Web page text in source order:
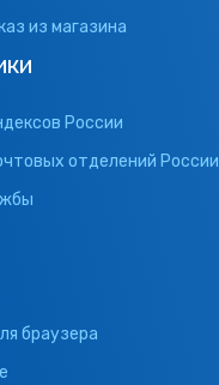
из магазина
России
отделений России
браузера